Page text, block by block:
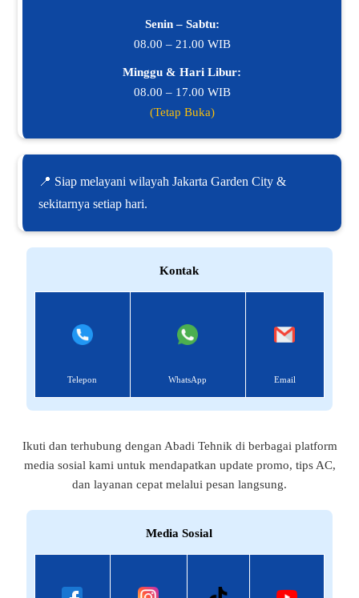
Senin – Sabtu:
08.00 – 21.00 WIB
Minggu & Hari Libur:
08.00 – 17.00 WIB
(Tetap Buka)
📍 Siap melayani wilayah Jakarta Garden City &
sekitarnya setiap hari.
Kontak
Telepon WhatsApp Email
Ikuti dan terhubung dengan Abadi Tehnik di berbagai platform
media sosial kami untuk mendapatkan update promo, tips AC,
dan layanan cepat melalui pesan langsung.
Media Sosial